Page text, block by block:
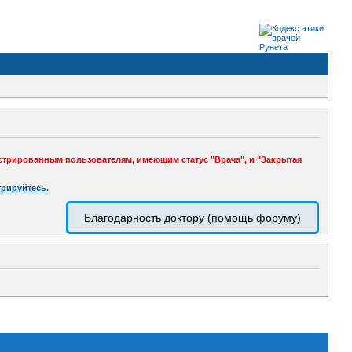
пользователям, имеющим статус "Врача", и "Закрытая
Благодарность доктору (помощь форуму)